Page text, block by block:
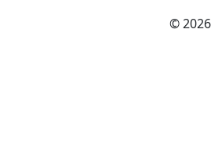
© 2026